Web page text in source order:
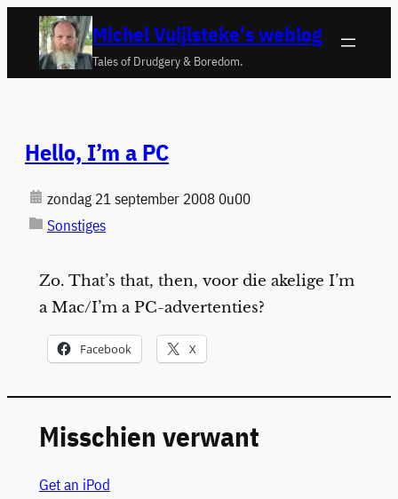
naar
Michel Vuijlsteke's weblog
Tales of Drudgery & Boredom.
Hello, I’m a PC
zondag 21 september 2008 0u00
Sonstiges
Zo. That’s that, then, voor die akelige I’m
a Mac/I’m a PC-advertenties?
Facebook X
Misschien verwant
Get an iPod